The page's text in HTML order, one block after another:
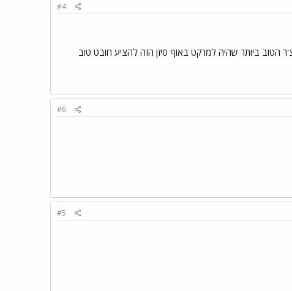
#4
הטוב ביותר שהיה למרקט באוף סיזן הזה להציע חובט טוב
#6
#5